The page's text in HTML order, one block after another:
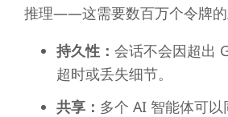
推理——这需要数百万个令牌的
持久性： 会话不会因超出
超时或丢失细节。
共享： 多个 AI 智能体可